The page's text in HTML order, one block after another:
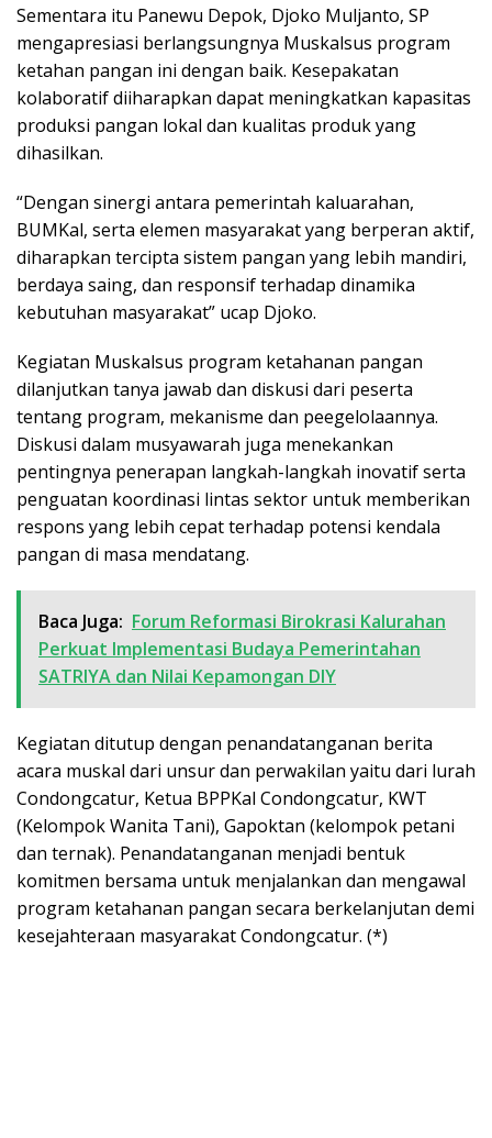
Sementara itu Panewu Depok, Djoko Muljanto, SP
mengapresiasi berlangsungnya Muskalsus program
ketahan pangan ini dengan baik. Kesepakatan
kolaboratif diiharapkan dapat meningkatkan kapasitas
produksi pangan lokal dan kualitas produk yang
dihasilkan.
“Dengan sinergi antara pemerintah kaluarahan,
BUMKal, serta elemen masyarakat yang berperan aktif,
diharapkan tercipta sistem pangan yang lebih mandiri,
berdaya saing, dan responsif terhadap dinamika
kebutuhan masyarakat” ucap Djoko.
Kegiatan Muskalsus program ketahanan pangan
dilanjutkan tanya jawab dan diskusi dari peserta
tentang program, mekanisme dan peegelolaannya.
Diskusi dalam musyawarah juga menekankan
pentingnya penerapan langkah-langkah inovatif serta
penguatan koordinasi lintas sektor untuk memberikan
respons yang lebih cepat terhadap potensi kendala
pangan di masa mendatang.
Baca Juga: Forum Reformasi Birokrasi Kalurahan
Perkuat Implementasi Budaya Pemerintahan
SATRIYA dan Nilai Kepamongan DIY
Kegiatan ditutup dengan penandatanganan berita
acara muskal dari unsur dan perwakilan yaitu dari lurah
Condongcatur, Ketua BPPKal Condongcatur, KWT
(Kelompok Wanita Tani), Gapoktan (kelompok petani
dan ternak). Penandatanganan menjadi bentuk
komitmen bersama untuk menjalankan dan mengawal
program ketahanan pangan secara berkelanjutan demi
kesejahteraan masyarakat Condongcatur. (*)